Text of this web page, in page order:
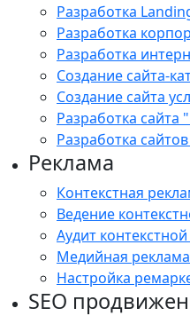
Разработка
Разработка
Разработка
Создание сайта-
Создание сайта
Разработка сайта
Разработка
Реклама
Контекстная
Ведение
Аудит
Медийная реклама
Настройка
SEO